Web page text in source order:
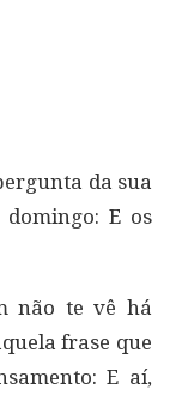
da sua
E os
não te vê há
frase que
E aí,